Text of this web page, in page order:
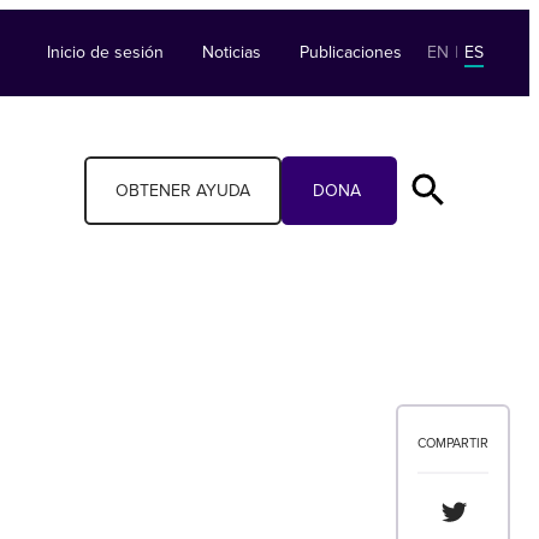
Inicio de sesión Noticias Publicaciones EN | ES
OBTENER AYUDA DONA
COMPARTIR